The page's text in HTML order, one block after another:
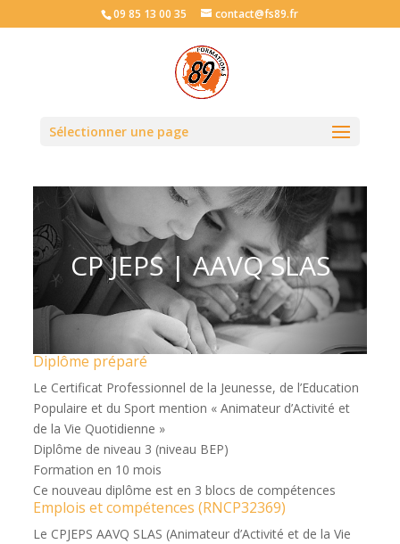
09 85 13 00 35 contact@fs89.fr
Sélectionner une page
CP JEPS | AAVQ SLAS
Diplôme préparé
Le Certificat Professionnel de la Jeunesse, de l’Education
Populaire et du Sport mention « Animateur d’Activité et
de la Vie Quotidienne »
Diplôme de niveau 3 (niveau BEP)
Formation en 10 mois
Ce nouveau diplôme est en 3 blocs de compétences
Emplois et compétences (RNCP32369)
Le CPJEPS AAVQ SLAS (Animateur d’Activité et de la Vie